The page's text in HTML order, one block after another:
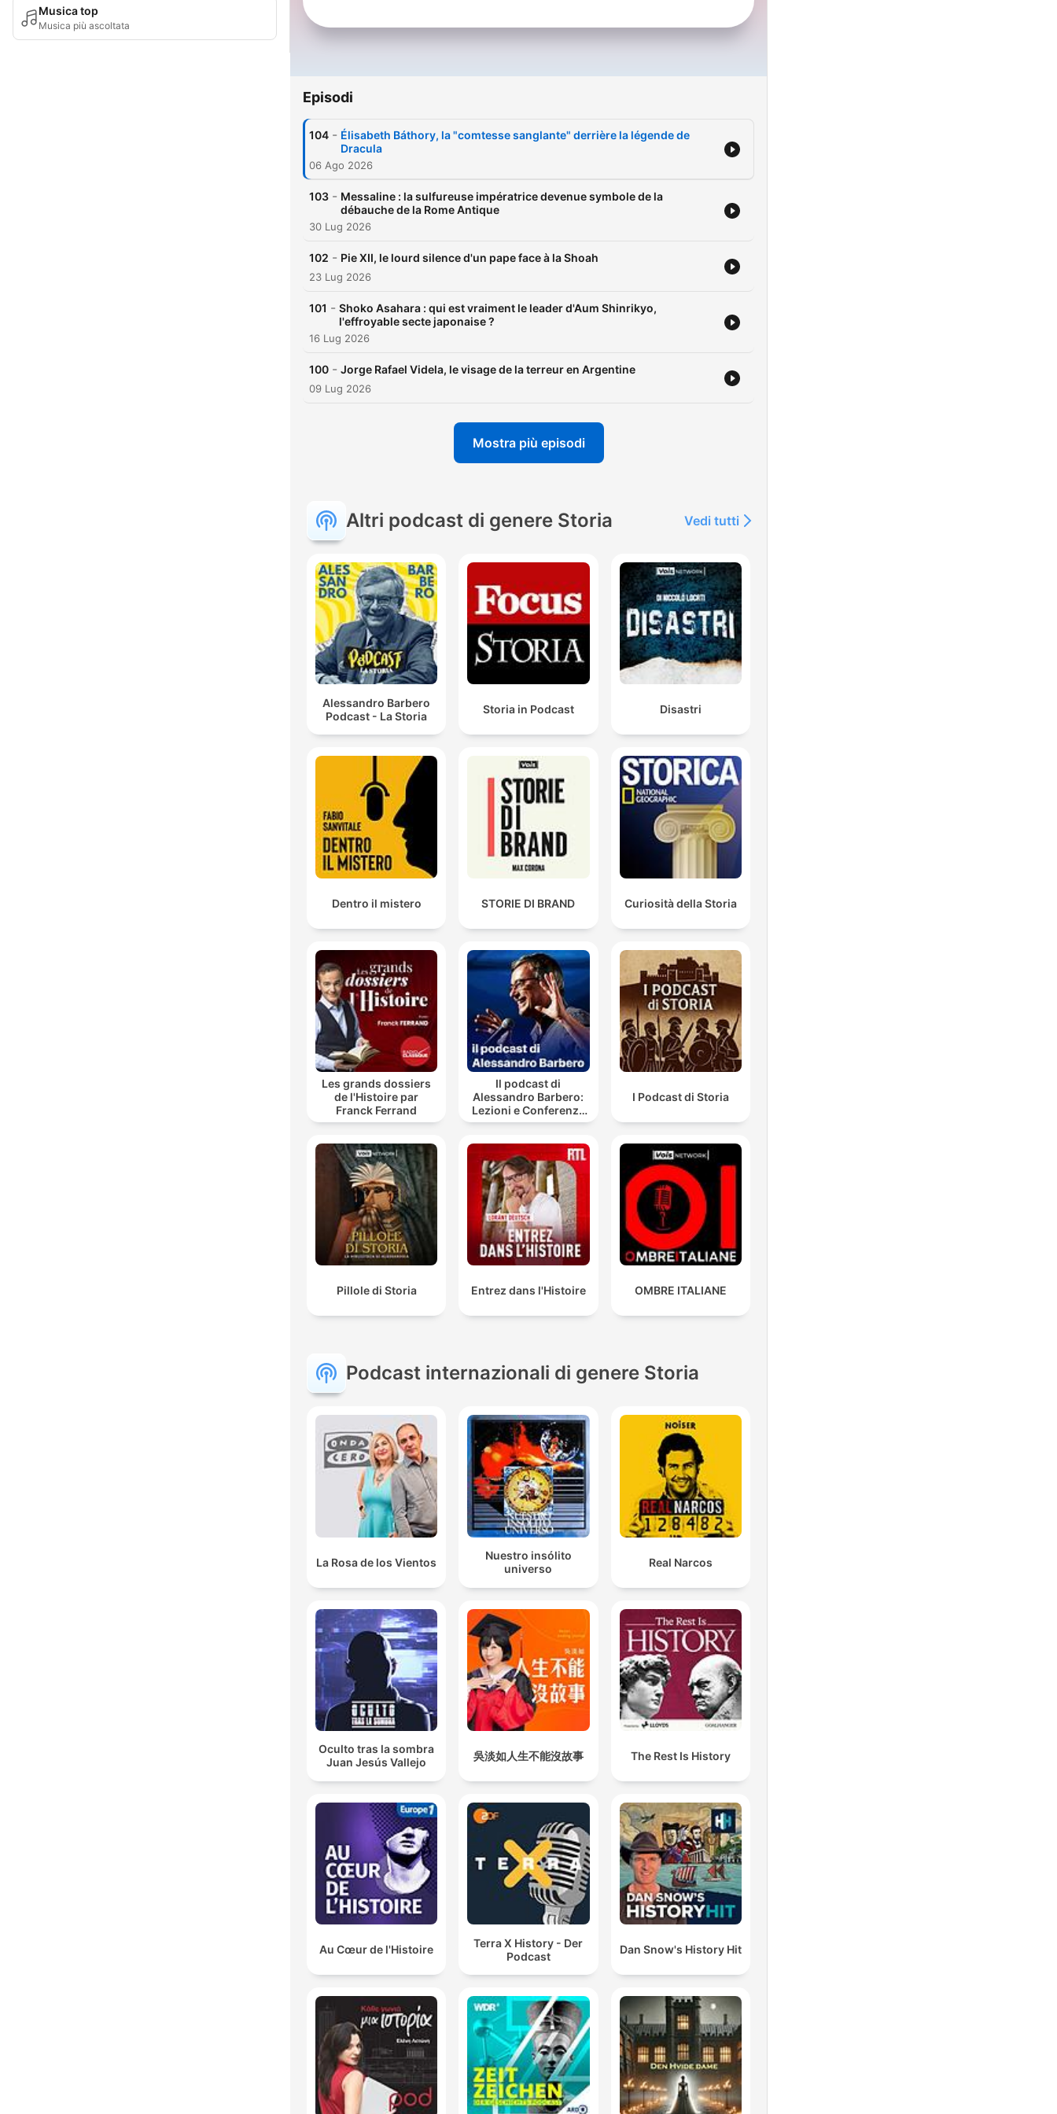
Musica top
Musica più ascoltata
Episodi
104 - Élisabeth Báthory, la "comtesse sanglante" derrière la légende de
Dracula
06 Ago 2026
103 - Messaline : la sulfureuse impératrice devenue symbole de la
débauche de la Rome Antique
30 Lug 2026
102 - Pie XII, le lourd silence d'un pape face à la Shoah
23 Lug 2026
101 - Shoko Asahara : qui est vraiment le leader d'Aum Shinrikyo,
l'effroyable secte japonaise ?
16 Lug 2026
100 - Jorge Rafael Videla, le visage de la terreur en Argentine
09 Lug 2026
Mostra più episodi
Altri podcast di genere Storia Vedi tutti
Alessandro Barbero
Podcast - La Storia
Storia in Podcast Disastri
Dentro il mistero STORIE DI BRAND Curiosità della Storia
Les grands dossiers
de l'Histoire par
Franck Ferrand
Il podcast di
Alessandro Barbero:
Lezioni e Conferenze
di Storia
I Podcast di Storia
Pillole di Storia Entrez dans l'Histoire OMBRE ITALIANE
Podcast internazionali di genere Storia
La Rosa de los Vientos
Nuestro insólito
universo
Real Narcos
Oculto tras la sombra
Juan Jesús Vallejo
吳淡如人生不能沒故事 The Rest Is History
Au Cœur de l'Histoire
Terra X History - Der
Podcast
Dan Snow's History Hit